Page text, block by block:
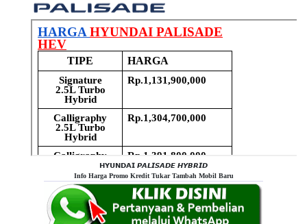
𝗛𝗬𝗨𝗡𝗗𝗔𝗜 𝙋𝘼𝙇𝙄𝙎𝘼𝘿𝙀 𝙃𝙔𝘽𝙍𝙄𝘿
Info Harga Promo Kredit Tukar Tambah Mobil Baru